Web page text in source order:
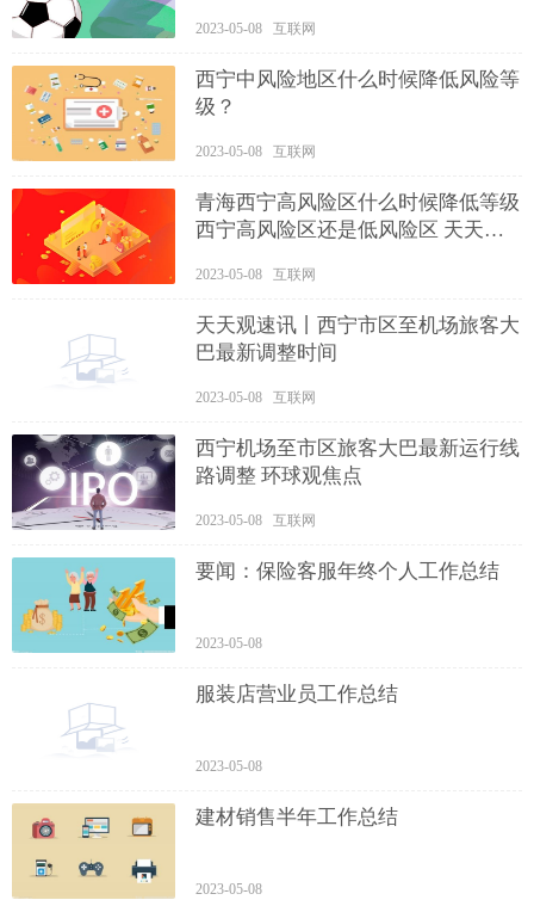
2023-05-08 互联网
西宁中风险地区什么时候降低风险等
级？
2023-05-08 互联网
青海西宁高风险区什么时候降低等级
西宁高风险区还是低风险区 天天即
2023-05-08 互联网
天天观速讯丨西宁市区至机场旅客大
巴最新调整时间
2023-05-08 互联网
西宁机场至市区旅客大巴最新运行线
路调整 环球观焦点
2023-05-08 互联网
要闻：保险客服年终个人工作总结
2023-05-08
服装店营业员工作总结
2023-05-08
建材销售半年工作总结
2023-05-08